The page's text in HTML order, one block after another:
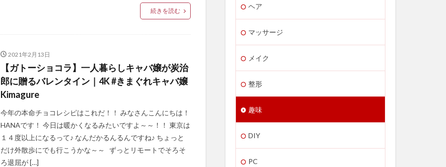
続きを読む
2021年2月13日
【ガトーショコラ】一人暮らしキャバ嬢が炭治
郎に贈るバレンタイン｜4K #きまぐれキャバ嬢
Kimagure
今年の本命チョコレシピはこれだ！！ みなさんこんにちは！
HANAです！ 今日は暖かくなるみたいですよ～～！！ 東京は
１４度以上になるって♪ なんだかるんるんですね♪ ちょっと
だけ外散歩にでも行こうかな～～ ずっとリモートでそろそ
ろ退屈が […]
ヘア
マッサージ
メイク
整形
趣味
DIY
PC